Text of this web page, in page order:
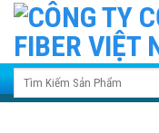
Skip
content
Search for: